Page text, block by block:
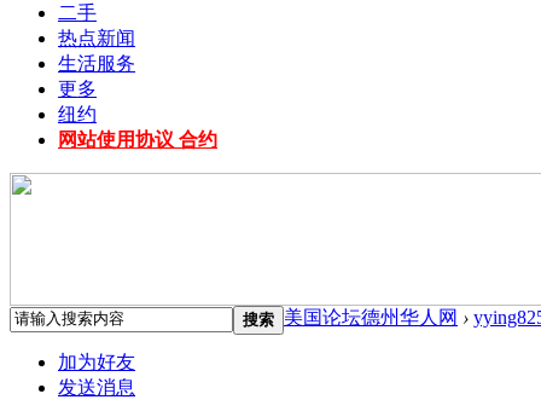
二手
热点新闻
生活服务
更多
纽约
网站使用协议 合约
搜索 美国论坛德州华人网 ›
加为好友
发送消息